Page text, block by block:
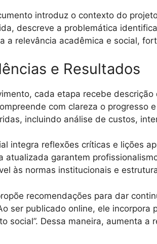
introduz o contexto do
descreve a problemática
a relevância acadêmica e social,
e Resultados
cada etapa recebe
com clareza o
incluindo análise de custos,
integra reflexões críticas e lições
atualizada garantem
às normas institucionais e
recomendações para dar
ser publicado online, ele incorpora
social”. Dessa maneira, aumenta